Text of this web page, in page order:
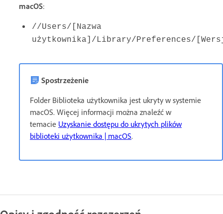
macOS:
//Users/[Nazwa
użytkownika]/Library/Preferences/
Spostrzeżenie
Folder Biblioteka użytkownika jest ukryty w systemie
macOS. Więcej informacji można znaleźć w
temacie Uzyskanie dostępu do ukrytych plików
biblioteki użytkownika | macOS.